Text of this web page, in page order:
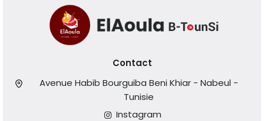
Contact
Avenue Habib Bourguiba Beni Khiar - Nabeul -
Tunisie
Instagram